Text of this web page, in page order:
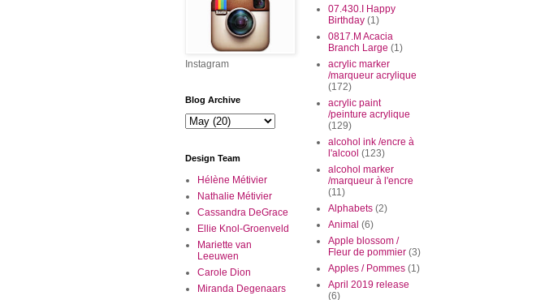
Instagram
Blog Archive
Design Team
Hélène Métivier
Nathalie Métivier
Cassandra DeGrace
Ellie Knol-Groenveld
Mariette van
Leeuwen
Carole Dion
Miranda Degenaars
07.430.I Happy
Birthday (1)
0817.M Acacia
Branch Large (1)
acrylic marker
/marqueur acrylique
(172)
acrylic paint
/peinture acrylique
(129)
alcohol ink /encre à
l'alcool (123)
alcohol marker
/marqueur à l'encre
(11)
Alphabets (2)
Animal (6)
Apple blossom /
Fleur de pommier (3)
Apples / Pommes (1)
April 2019 release
(6)